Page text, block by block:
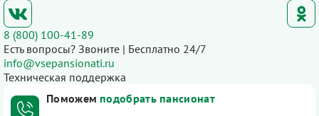
8 (800) 100-41-89
Есть вопросы? Звоните | Бесплатно 24/7
info@vsepansionati.ru
Техническая поддержка
Поможем подобрать пансионат